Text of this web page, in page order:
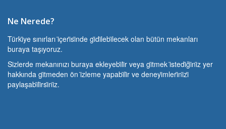
Ne Nerede?
Türki̇ye sınırları i̇çeri̇si̇nde gi̇di̇lebi̇lecek olan bütün mekanları
buraya taşıyoruz.
Si̇zlerde mekanınızı buraya ekleyebi̇li̇r veya gi̇tmek i̇stedi̇ği̇ni̇z yer
hakkında gi̇tmeden ön i̇zleme yapabi̇li̇r ve deneyi̇mleri̇ni̇zi̇
paylaşabi̇li̇rsi̇ni̇z.